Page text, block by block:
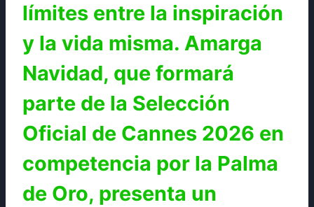
límites entre la inspiración
y la vida misma. Amarga
Navidad, que formará
parte de la Selección
Oficial de Cannes 2026 en
competencia por la Palma
de Oro, presenta un